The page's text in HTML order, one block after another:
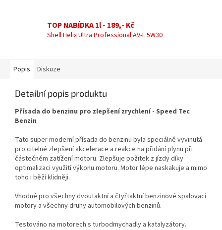
TOP NABÍDKA 1l - 189,- Kč
Shell Helix Ultra Professional AV-L 5W30
Popis Diskuze
Detailní popis produktu
Přísada do benzinu pro zlepšení zrychlení - Speed Tec
Benzin
Tato super moderní přísada do benzinu byla speciálně vyvinutá
pro citelné zlepšení akcelerace a reakce na přidání plynu při
částečném zatížení motoru. Zlepšuje požitek z jízdy díky
optimalizaci využití výkonu motoru. Motor lépe naskakuje a mimo
toho i běží klidněji.
Vhodné pro všechny dvoutaktní a čtyřtaktní benzinové spalovací
motory a všechny druhy automobilových benzinů.
Testováno na motorech s turbodmychadly a katalyzátory.